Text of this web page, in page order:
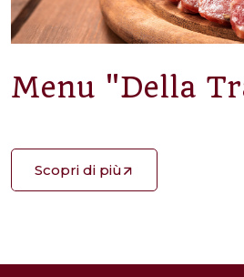
Menu "Della
Scopri di più